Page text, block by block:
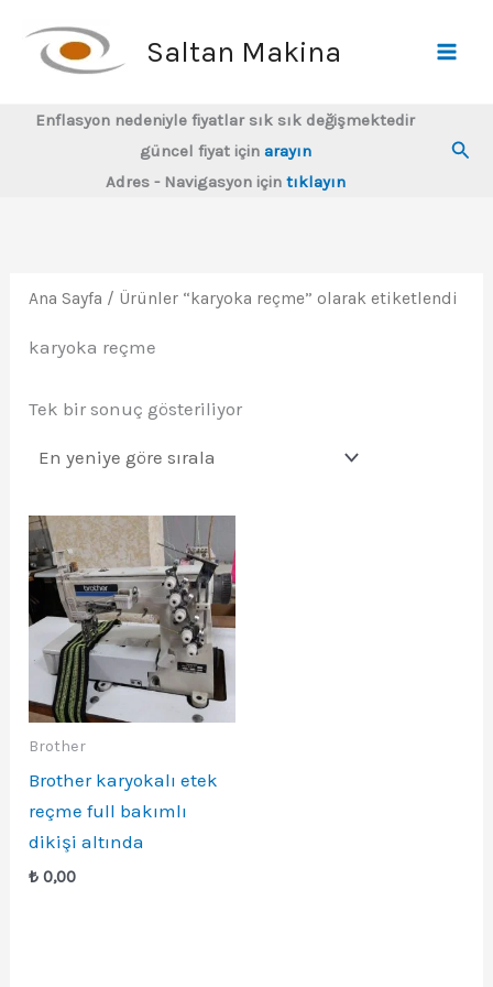
Saltan Makina
Enflasyon nedeniyle fiyatlar sık sık değişmektedir
güncel fiyat için arayın
Adres - Navigasyon için tıklayın
Ana Sayfa / Ürünler “karyoka reçme” olarak etiketlendi
karyoka reçme
Tek bir sonuç gösteriliyor
Brother
Brother karyokalı etek
reçme full bakımlı
dikişi altında
₺ 0,00